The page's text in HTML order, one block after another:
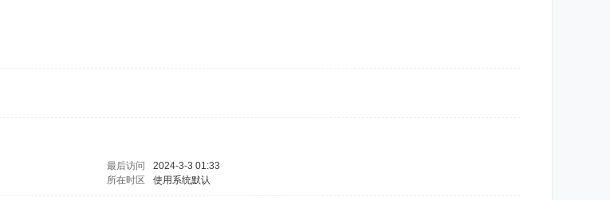
最后访问
2024-3-3 01:33
所在时区 使用系统默认